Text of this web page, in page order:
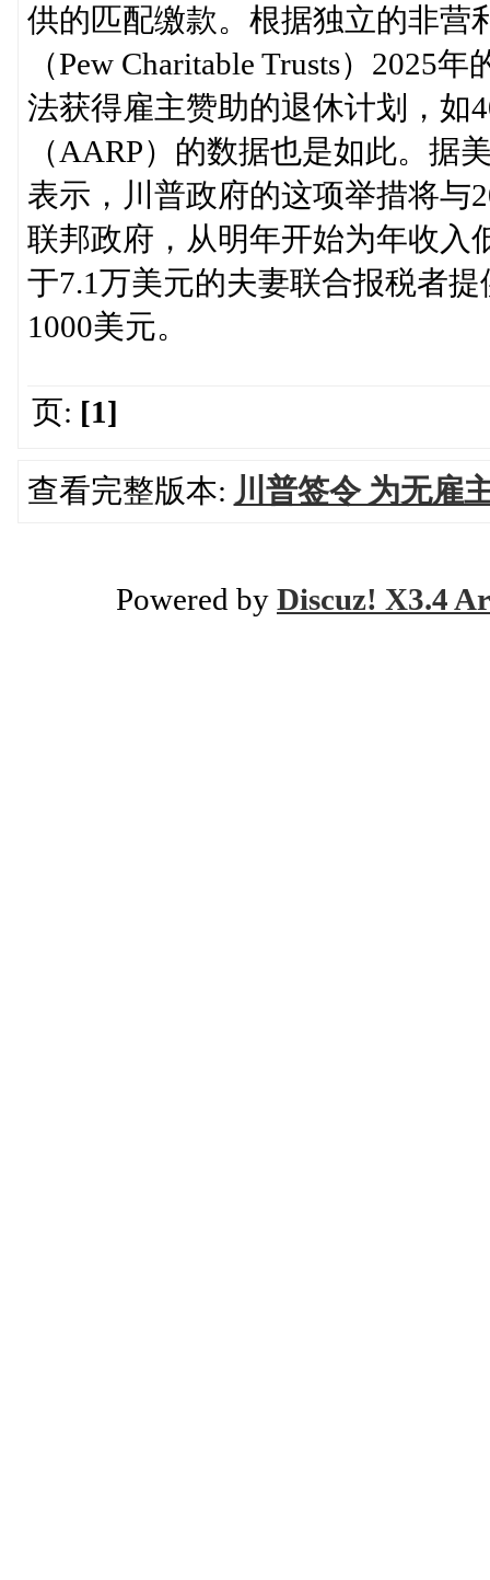
供的匹配缴款。根据独立的非营
（Pew Charitable Trusts）2025
法获得雇主赞助的退休计划，如
（AARP）的数据也是如此。据
表示，川普政府的这项举措将与
联邦政府，从明年开始为年收入
于7.1万美元的夫妻联合报税者
1000美元。
页: [1]
查看完整版本: 川普签令 为无雇
Powered by Discuz! X3.4